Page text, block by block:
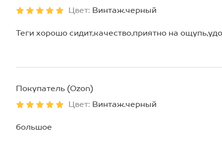
Цвет: Винтаж.черный
Теги хорошо сидит,качество,приятно на
Покупатель (Ozon)
Цвет: Винтаж.черный
большое